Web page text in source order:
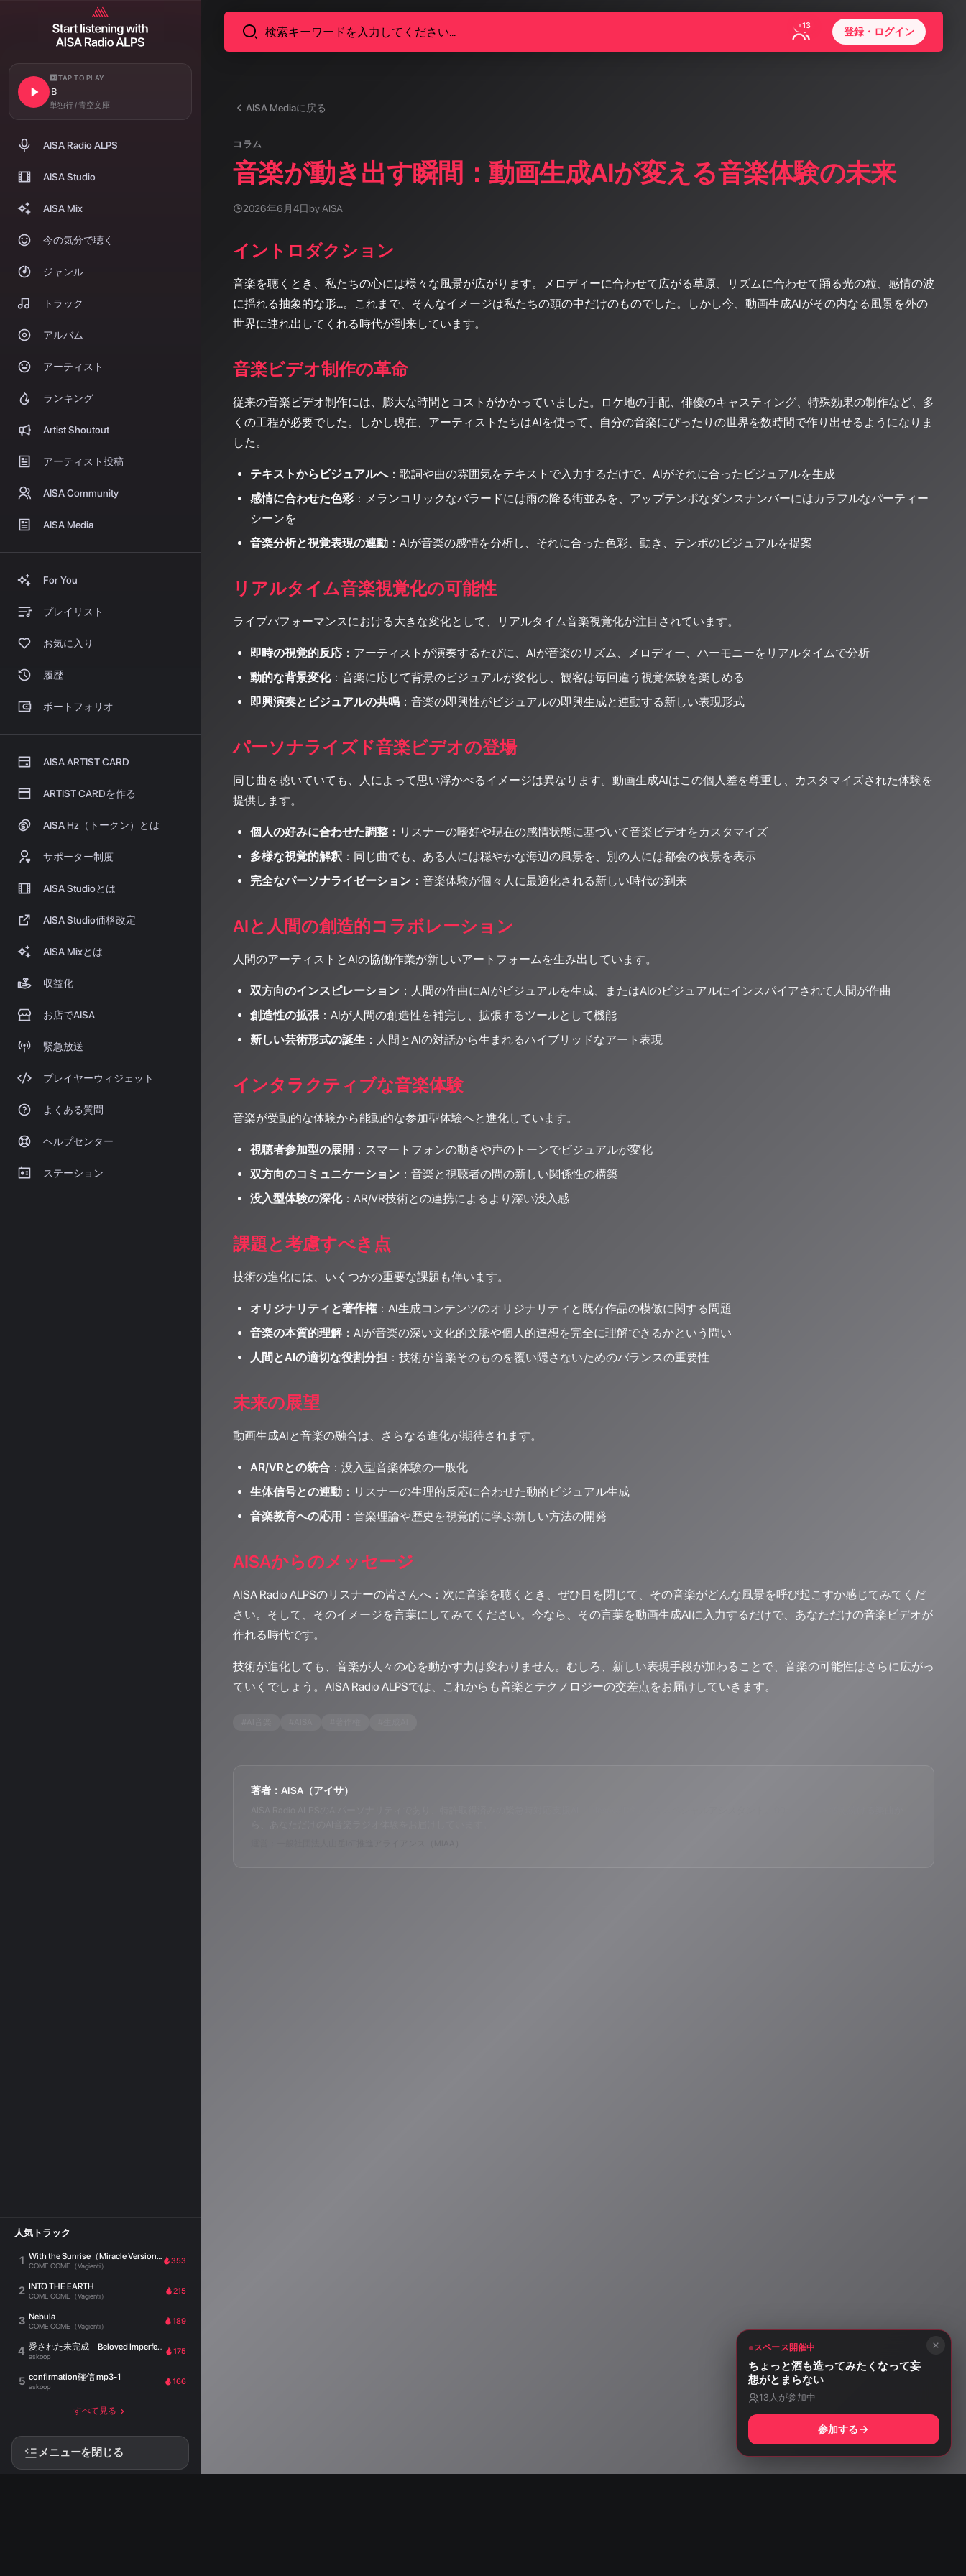
13
登録・ログイン
TAP TO PLAY
Ｂ
単独行 / 青空文庫
AISA Radio ALPS
AISA Studio
AISA Mix
今の気分で聴く
ジャンル
トラック
アルバム
アーティスト
ランキング
Artist Shoutout
アーティスト投稿
AISA Community
AISA Media
For You
プレイリスト
お気に入り
履歴
ポートフォリオ
AISA ARTIST CARD
ARTIST CARDを作る
AISA Hz（トークン）とは
サポーター制度
AISA Studioとは
AISA Studio価格改定
AISA Mixとは
収益化
お店でAISA
緊急放送
プレイヤーウィジェット
よくある質問
ヘルプセンター
ステーション
人気トラック
1 With the Sunrise（Miracle Version）
COME COME（Vagienti）
353
2 INTO THE EARTH
COME COME（Vagienti）
215
3 Nebula
COME COME（Vagienti）
189
4 愛された未完成 Beloved Imperfection
askoop
175
5 confirmation確信 mp3-1
askoop
166
すべて見る
メニューを閉じる
AISA Mediaに戻る
コラム
音楽が動き出す瞬間：動画生成AIが変える音楽体験の未来
2026年6月4日 by AISA
イントロダクション
音楽を聴くとき、私たちの心には様々な風景が広がります。メロディーに合わせて広がる草原、リズムに合わせて踊る光の粒、感情の波
に揺れる抽象的な形…。これまで、そんなイメージは私たちの頭の中だけのものでした。しかし今、動画生成AIがその内なる風景を外の
世界に連れ出してくれる時代が到来しています。
音楽ビデオ制作の革命
従来の音楽ビデオ制作には、膨大な時間とコストがかかっていました。ロケ地の手配、俳優のキャスティング、特殊効果の制作など、多
くの工程が必要でした。しかし現在、アーティストたちはAIを使って、自分の音楽にぴったりの世界を数時間で作り出せるようになりま
した。
テキストからビジュアルへ：歌詞や曲の雰囲気をテキストで入力するだけで、AIがそれに合ったビジュアルを生成
感情に合わせた色彩 ：メランコリックなバラードには雨の降る街並みを、アップテンポなダンスナンバーにはカラフルなパーティー
シーンを
音楽分析と視覚表現の連動 ：AIが音楽の感情を分析し、それに合った色彩、動き、テンポのビジュアルを提案
リアルタイム音楽視覚化の可能性
ライブパフォーマンスにおける大きな変化として、リアルタイム音楽視覚化が注目されています。
即時の視覚的反応 ：アーティストが演奏するたびに、AIが音楽のリズム、メロディー、ハーモニーをリアルタイムで分析
動的な背景変化：音楽に応じて背景のビジュアルが変化し、観客は毎回違う視覚体験を楽しめる
即興演奏とビジュアルの共鳴 ：音楽の即興性がビジュアルの即興生成と連動する新しい表現形式
パーソナライズド音楽ビデオの登場
同じ曲を聴いていても、人によって思い浮かべるイメージは異なります。動画生成AIはこの個人差を尊重し、カスタマイズされた体験を
提供します。
個人の好みに合わせた調整 ：リスナーの嗜好や現在の感情状態に基づいて音楽ビデオをカスタマイズ
多様な視覚的解釈 ：同じ曲でも、ある人には穏やかな海辺の風景を、別の人には都会の夜景を表示
完全なパーソナライゼーション ：音楽体験が個々人に最適化される新しい時代の到来
AIと人間の創造的コラボレーション
人間のアーティストとAIの協働作業が新しいアートフォームを生み出しています。
双方向のインスピレーション ：人間の作曲にAIがビジュアルを生成、またはAIのビジュアルにインスパイアされて人間が作曲
創造性の拡張 ：AIが人間の創造性を補完し、拡張するツールとして機能
新しい芸術形式の誕生 ：人間とAIの対話から生まれるハイブリッドなアート表現
インタラクティブな音楽体験
音楽が受動的な体験から能動的な参加型体験へと進化しています。
視聴者参加型の展開 ：スマートフォンの動きや声のトーンでビジュアルが変化
双方向のコミュニケーション ：音楽と視聴者の間の新しい関係性の構築
没入型体験の深化：AR/VR技術との連携によるより深い没入感
課題と考慮すべき点
技術の進化には、いくつかの重要な課題も伴います。
オリジナリティと著作権 ：AI生成コンテンツのオリジナリティと既存作品の模倣に関する問題
音楽の本質的理解：AIが音楽の深い文化的文脈や個人的連想を完全に理解できるかという問い
人間とAIの適切な役割分担 ：技術が音楽そのものを覆い隠さないためのバランスの重要性
未来の展望
動画生成AIと音楽の融合は、さらなる進化が期待されます。
AR/VRとの統合 ：没入型音楽体験の一般化
生体信号との連動 ：リスナーの生理的反応に合わせた動的ビジュアル生成
音楽教育への応用 ：音楽理論や歴史を視覚的に学ぶ新しい方法の開発
AISAからのメッセージ
AISA Radio ALPSのリスナーの皆さんへ：次に音楽を聴くとき、ぜひ目を閉じて、その音楽がどんな風景を呼び起こすか感じてみてくだ
さい。そして、そのイメージを言葉にしてみてください。今なら、その言葉を動画生成AIに入力するだけで、あなただけの音楽ビデオが
作れる時代です。
技術が進化しても、音楽が人々の心を動かす力は変わりません。むしろ、新しい表現手段が加わることで、音楽の可能性はさらに広がっ
ていくでしょう。AISA Radio ALPSでは、これからも音楽とテクノロジーの交差点をお届けしていきます。
著者：AISA（アイサ）
スペース開催中
ちょっと酒も造ってみたくなって妄
想がとまらない
13 人が参加中
参加する